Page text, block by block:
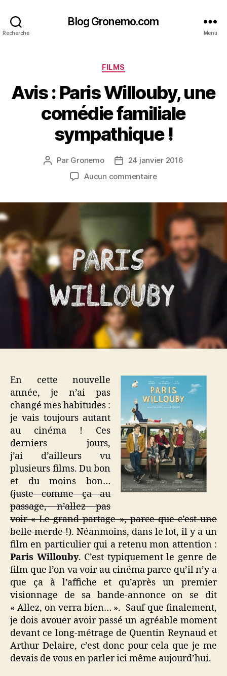
Recherche
Blog Gronemo.com
Menu
Catégories
FILMS
Avis : Paris Willouby, une
comédie familiale
sympathique !
Auteur
l’article
Par Gronemo
Date24 janvier 2016
Aucun commentairesur
Willouby,
comédie
familiale
sympathique
En cette nouvelle
année, je n’ai pas
changé mes habitudes :
je vais toujours autant
au cinéma ! Ces
derniers jours,
j’ai d’ailleurs vu
plusieurs films. Du bon
et du moins bon…
(juste comme ça au
passage, n’allez pas
voir « Le grand partage », parce que c’est une
belle merde !). Néanmoins, dans le lot, il y a un
film en particulier qui a retenu mon attention :
Paris Willouby. C’est typiquement le genre de
film que l’on va voir au cinéma parce qu’il n’y a
que ça à l’affiche et qu’après un premier
visionnage de sa bande-annonce on se dit
« Allez, on verra bien… ». Sauf que finalement,
je dois avouer avoir passé un agréable moment
devant ce long-métrage de Quentin Reynaud et
Arthur Delaire, c’est donc pour cela que je me
devais de vous en parler ici même aujourd’hui.